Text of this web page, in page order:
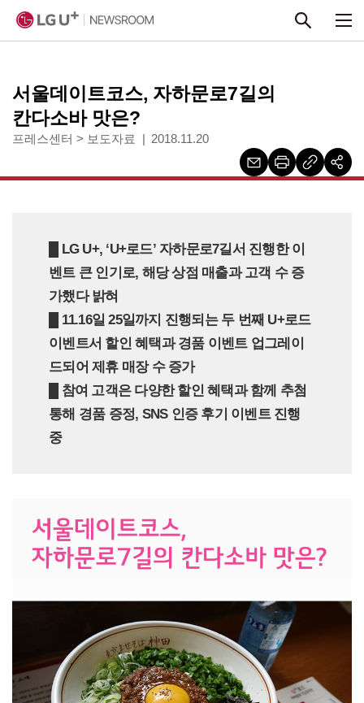
서울데이트코스, 자하문로7길의
칸다소바 맛은?
프레스센터 > 보도자료 2018.11.20
█ LG U+, ‘U+로드’ 자하문로7길서 진행한 이
벤트 큰 인기로, 해당 상점 매출과 고객 수 증
가했다 밝혀
█ 11.16일 25일까지 진행되는 두 번째 U+로드
이벤트서 할인 혜택과 경품 이벤트 업그레이
드되어 제휴 매장 수 증가
█ 참여 고객은 다양한 할인 혜택과 함께 추첨
통해 경품 증정, SNS 인증 후기 이벤트 진행
중